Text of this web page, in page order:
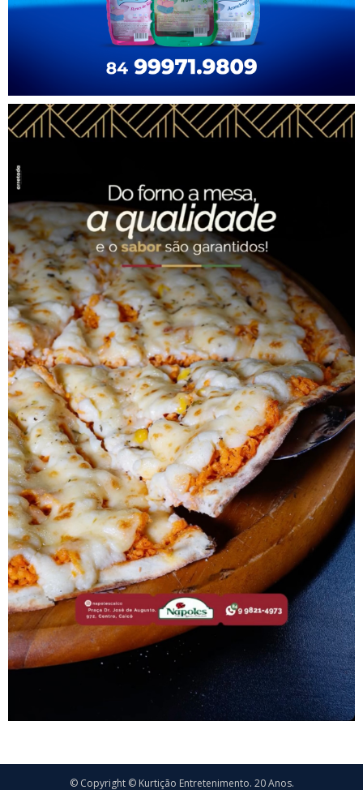
© Copyright © Kurtição Entretenimento. 20 Anos.